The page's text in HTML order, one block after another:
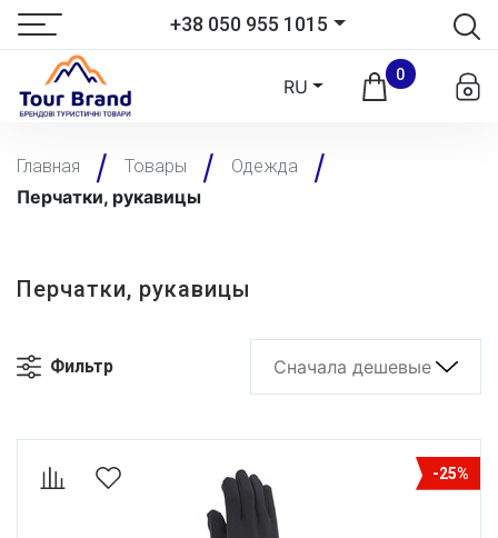
+38 050 955 1015
RU
0
Главная Товары Одежда
Перчатки, рукавицы
Перчатки, рукавицы
Фильтр Сначала дешевые
-25%